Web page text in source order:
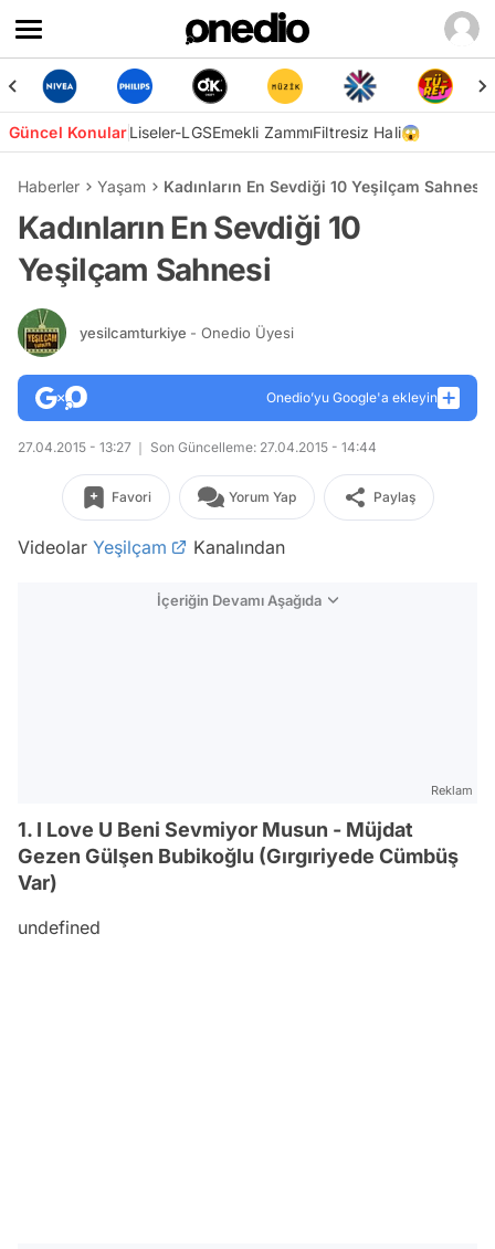
Güncel KonularLiseler-LGSEmekli ZammıFiltresiz Hali😱
Haberler Yaşam Kadınların En Sevdiği 10 Yeşilçam Sahnesi
Kadınların En Sevdiği 10
Yeşilçam Sahnesi
yesilcamturkiye - Onedio Üyesi
Onedio’yu Google'a ekleyin
27.04.2015 - 13:27 Son Güncelleme: 27.04.2015 - 14:44
Favori Yorum Yap Paylaş
Videolar Yeşilçam Kanalından
İçeriğin Devamı Aşağıda
Reklam
1. I Love U Beni Sevmiyor Musun - Müjdat
Gezen Gülşen Bubikoğlu (Gırgıriyede Cümbüş
Var)
undefined